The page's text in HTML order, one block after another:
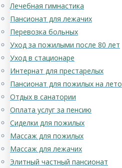
Лечебная гимнастика
Пансионат для лежачих
Перевозка больных
Уход за пожилыми после 80 лет
Уход в стационаре
Интернат для престарелых
Пансионат для пожилых на лето
Отдых в санатории
Оплата услуг за пенсию
Сиделки для пожилых
Массаж для пожилых
Массаж для лежачих
Элитный частный пансионат